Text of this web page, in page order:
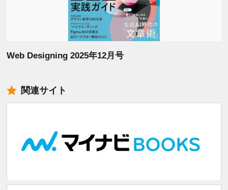
Web Designing 2025年12月号
関連サイト